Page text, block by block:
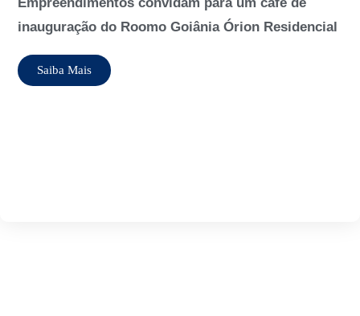
Festmego, a
Saiba Mais